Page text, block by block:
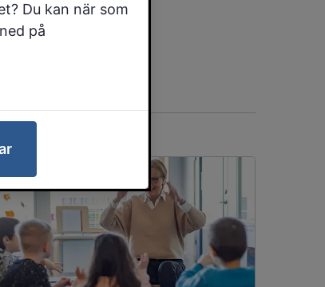
Du kan när som
på